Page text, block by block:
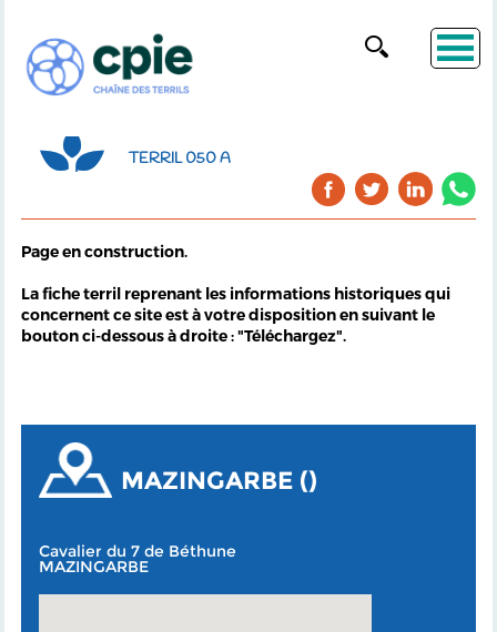
TERRIL 050 A
Page en construction.
La fiche terril reprenant les informations historiques qui
concernent ce site est à votre disposition en suivant le
bouton ci-dessous à droite : "Téléchargez".
MAZINGARBE ()
Cavalier du 7 de Béthune
MAZINGARBE